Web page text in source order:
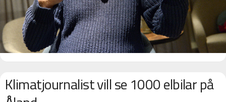
Klimatjournalist vill se 1000 elbilar på